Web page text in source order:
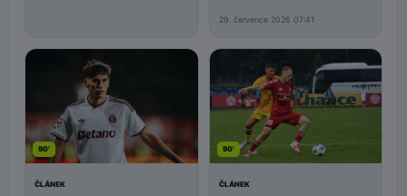
29. července 2026 07:41
90'
ČLÁNEK
90'
ČLÁNEK